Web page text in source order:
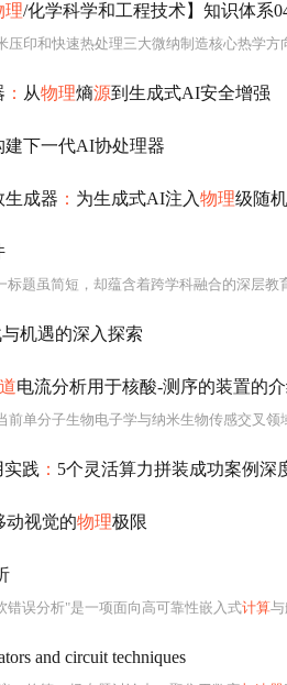
理/化学科学和工程技术】知识体系
： 从物理熵源到生成式AI安全增强
建下一代AI协处理器
生成器 ： 为生成式AI注入物理级随
标题虽简短，却蕴含着跨学科融合的深层
机遇的深入探索
电流分析用于核酸-测序的装置的
交叉领域最具前沿性与颠覆潜力的研究方向之一。其核心原理植根于量子力学中的量子隧穿
实践 ： 5个灵活算力拼装成功案例深
动视觉的物理极限
错误分析"是一项面向高可靠性嵌入式计算与
and circuit techniques